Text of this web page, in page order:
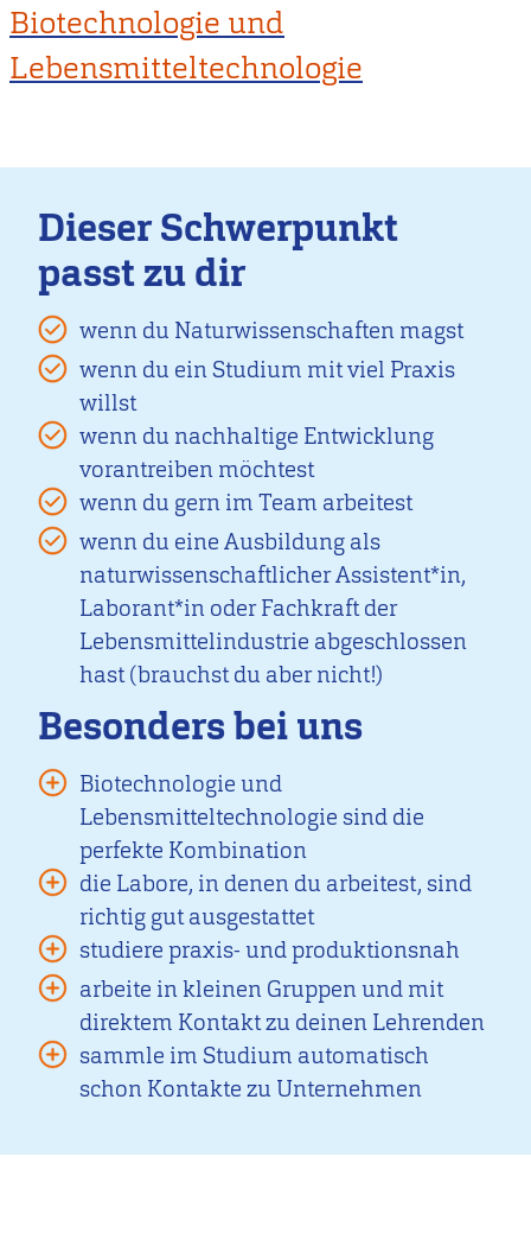
Biotechnologie und
Lebensmitteltechnologie
Dieser Schwerpunkt
passt zu dir
wenn du Naturwissenschaften magst
wenn du ein Studium mit viel Praxis
willst
wenn du nachhaltige Entwicklung
vorantreiben möchtest
wenn du gern im Team arbeitest
wenn du eine Ausbildung als
naturwissenschaftlicher Assistent*in,
Laborant*in oder Fachkraft der
Lebensmittelindustrie abgeschlossen
hast (brauchst du aber nicht!)
Besonders bei uns
Biotechnologie und
Lebensmitteltechnologie sind die
perfekte Kombination
die Labore, in denen du arbeitest, sind
richtig gut ausgestattet
studiere praxis- und produktionsnah
arbeite in kleinen Gruppen und mit
direktem Kontakt zu deinen Lehrenden
sammle im Studium automatisch
schon Kontakte zu Unternehmen